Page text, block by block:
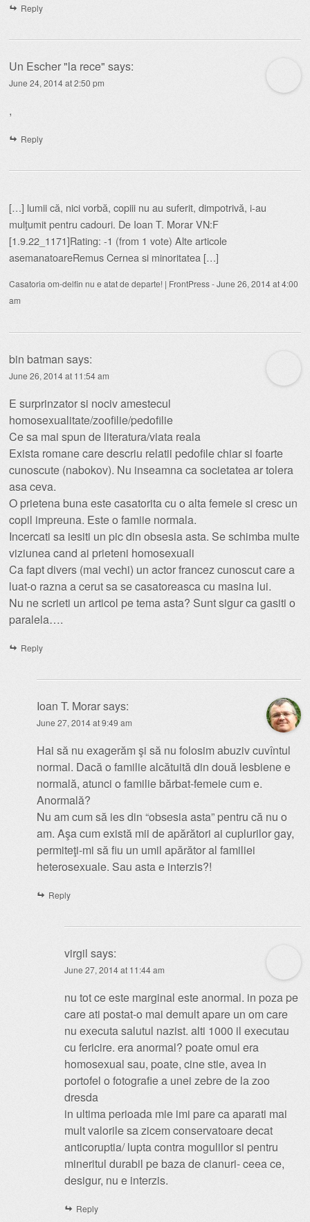
Reply
Un Escher "la rece" says:
June 24, 2014 at 2:50 pm
,
Reply
[…] lumii că, nici vorbă, copiii nu au suferit, dimpotrivă, i-au
mulţumit pentru cadouri. De Ioan T. Morar VN:F
[1.9.22_1171]Rating: -1 (from 1 vote) Alte articole
asemanatoareRemus Cernea si minoritatea […]
Casatoria om-delfin nu e atat de departe! | FrontPress-June 26, 2014 at 4:00
am
bin batman says:
June 26, 2014 at 11:54 am
E surprinzator si nociv amestecul
homosexualitate/zoofilie/pedofilie
Ce sa mai spun de literatura/viata reala
Exista romane care descriu relatii pedofile chiar si foarte
cunoscute (nabokov). Nu inseamna ca societatea ar tolera
asa ceva.
O prietena buna este casatorita cu o alta femeie si cresc un
copil impreuna. Este o famiie normala.
Incercati sa iesiti un pic din obsesia asta. Se schimba multe
viziunea cand ai prieteni homosexuali
Ca fapt divers (mai vechi) un actor francez cunoscut care a
luat-o razna a cerut sa se casatoreasca cu masina lui.
Nu ne scrieti un articol pe tema asta? Sunt sigur ca gasiti o
paralela….
Reply
Ioan T. Morarsays:
June 27, 2014 at 9:49 am
Hai să nu exagerăm şi să nu folosim abuziv cuvîntul
normal. Dacă o familie alcătuită din două lesbiene e
normală, atunci o familie bărbat-femeie cum e.
Anormală?
Nu am cum să ies din “obsesia asta” pentru că nu o
am. Aşa cum există mii de apărători ai cuplurilor gay,
permiteţi-mi să fiu un umil apărător al familiei
heterosexuale. Sau asta e interzis?!
Reply
virgil says:
June 27, 2014 at 11:44 am
nu tot ce este marginal este anormal. in poza pe
care ati postat-o mai demult apare un om care
nu executa salutul nazist. alti 1000 il executau
cu fericire. era anormal? poate omul era
homosexual sau, poate, cine stie, avea in
portofel o fotografie a unei zebre de la zoo
dresda
in ultima perioada mie imi pare ca aparati mai
mult valorile sa zicem conservatoare decat
anticoruptia/ lupta contra mogulilor si pentru
mineritul durabil pe baza de cianuri- ceea ce,
desigur, nu e interzis.
Reply